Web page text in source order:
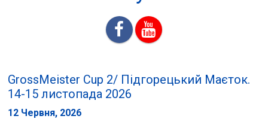
GrossMeister Cup 2/ Підгорецький Маєток.
14-15 листопада 2026
12 Червня, 2026